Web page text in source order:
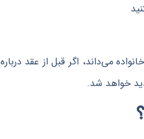
می‌داند، اگر قبل از عقد درباره
خواهد شد.